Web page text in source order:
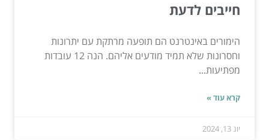
חייבים לדעת
הימורים באינטרנט הם תופעה מרתקת עם יתרונות
וחסרונות שלא תמיד מודעים אליהם. הנה 12 עובדות
מפתיעות...
קרא עוד »
יונ 13, 2024